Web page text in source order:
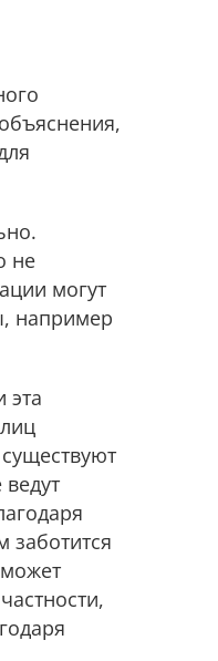
не
могут
например
эта
заботится